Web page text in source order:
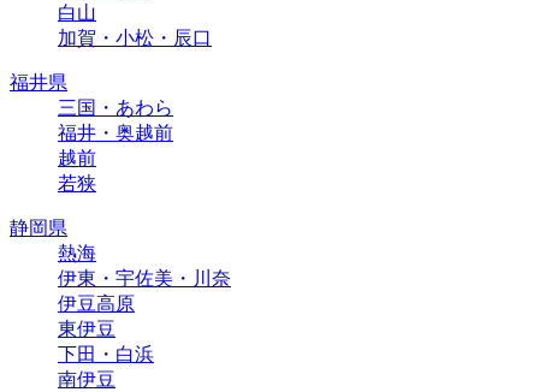
白山
加賀・小松・辰口
福井県
三国・あわら
福井・奥越前
越前
若狭
静岡県
熱海
伊東・宇佐美・川奈
伊豆高原
東伊豆
下田・白浜
南伊豆